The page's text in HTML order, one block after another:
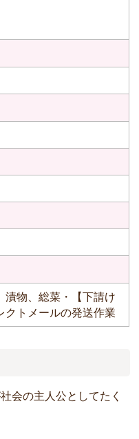
漬物、総菜・【下請け
クトメールの発送作業
会の主人公としてたく